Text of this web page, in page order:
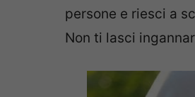
persone e riesci a
Non ti lasci